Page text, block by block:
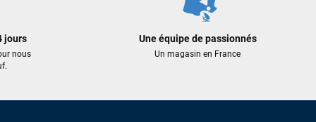
jours
nous
Une équipe de passionnés
Un magasin en France